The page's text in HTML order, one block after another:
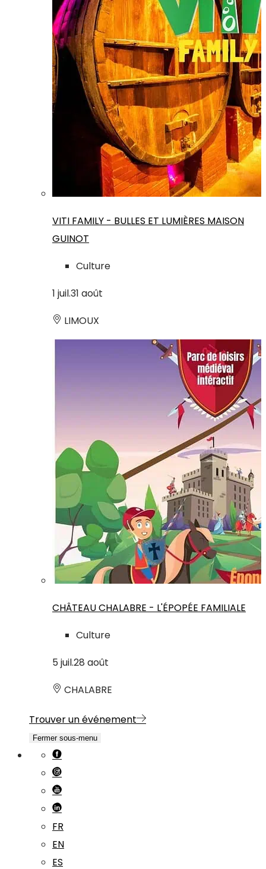
VITI FAMILY - BULLES ET LUMIÈRES MAISON
GUINOT
Culture
1 juil.31 août
LIMOUX
CHÂTEAU CHALABRE - L'ÉPOPÉE FAMILIALE
Culture
5 juil.28 août
CHALABRE
Trouver un événement
Fermer sous-menu
FR
EN
ES